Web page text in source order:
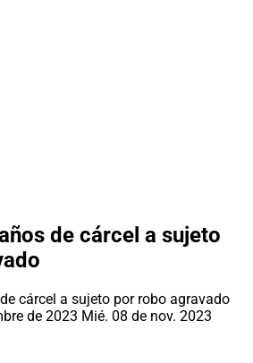
de cárcel a sujeto
de 2023 Mié. 08 de nov. 2023